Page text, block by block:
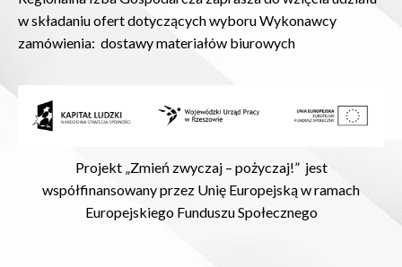
w składaniu ofert dotyczącychwyboru Wykonawcy
zamówienia: dostawy materiałów biurowych
Projekt „Zmień zwyczaj – pożyczaj!” jest
współfinansowany przez Unię Europejską w ramach
Europejskiego Funduszu Społecznego